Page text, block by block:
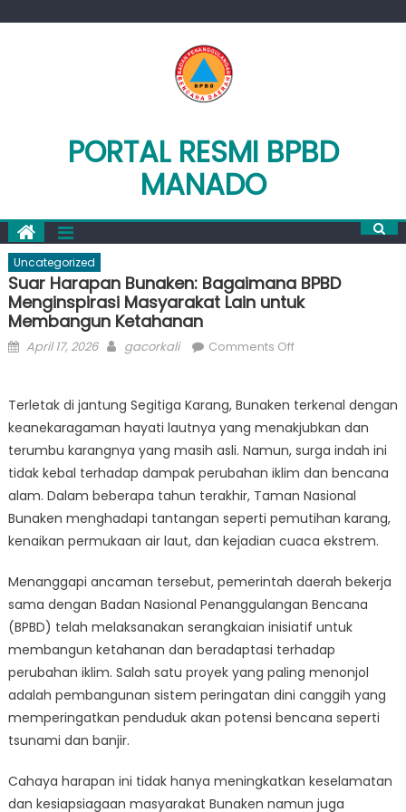
PORTAL RESMI BPBD
MANADO
Uncategorized
Suar Harapan Bunaken: Bagaimana BPBD
Menginspirasi Masyarakat Lain untuk
Membangun Ketahanan
Posted
April 17, 2026 Author
gacorkali Comments Offon
Bunaken:
Bagaimana
BPBD
Menginspirasi
Masyarakat
Lain
Ketahanan
Terletak di jantung Segitiga Karang, Bunaken terkenal dengan
keanekaragaman hayati lautnya yang menakjubkan dan
terumbu karangnya yang masih asli. Namun, surga indah ini
tidak kebal terhadap dampak perubahan iklim dan bencana
alam. Dalam beberapa tahun terakhir, Taman Nasional
Bunaken menghadapi tantangan seperti pemutihan karang,
kenaikan permukaan air laut, dan kejadian cuaca ekstrem.
Menanggapi ancaman tersebut, pemerintah daerah bekerja
sama dengan Badan Nasional Penanggulangan Bencana
(BPBD) telah melaksanakan serangkaian inisiatif untuk
membangun ketahanan dan beradaptasi terhadap
perubahan iklim. Salah satu proyek yang paling menonjol
adalah pembangunan sistem peringatan dini canggih yang
memperingatkan penduduk akan potensi bencana seperti
tsunami dan banjir.
Cahaya harapan ini tidak hanya meningkatkan keselamatan
dan kesiapsiagaan masyarakat Bunaken namun juga